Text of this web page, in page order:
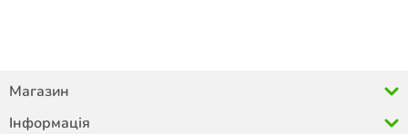
Магазин
Інформація